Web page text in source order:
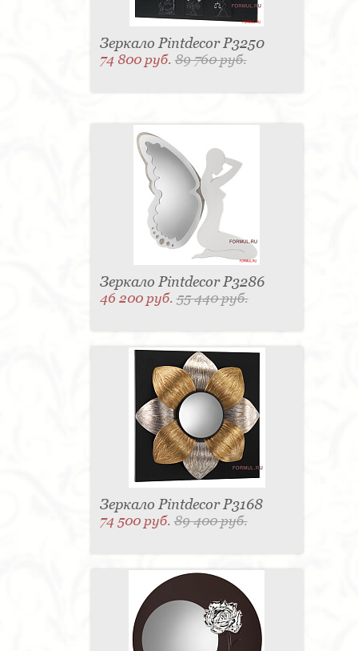
Зеркало Pintdecor P3250
74 800 руб.89 760 руб.
Зеркало Pintdecor P3286
46 200 руб.55 440 руб.
Зеркало Pintdecor P3168
74 500 руб.89 400 руб.